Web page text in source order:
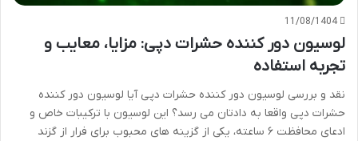
11/08/1404
لوسیون دور کننده حشرات دپی: مزایا، معایب و
تجربه استفاده
نقد و بررسی لوسیون دور کننده حشرات دپی آیا لوسیون دور کننده
حشرات دپی واقعا به دادتان می رسد؟ این لوسیون با ترکیبات خاص و
ادعای محافظت ۶ ساعته، یکی از گزینه های محبوب برای فرار از گزند